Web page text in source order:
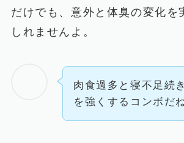
だけでも、意外と体臭の変化を
しれませんよ。
肉食過多と寝不足続
を強くするコンボだ